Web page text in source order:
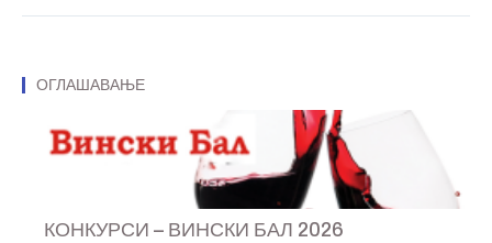
ОГЛАШАВАЊЕ
КОНКУРСИ – ВИНСКИ БАЛ 2026